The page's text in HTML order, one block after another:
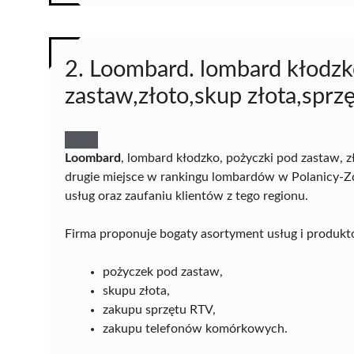
2. Loombard. lombard
zastaw,złoto,skup
Loombard, lombard kłodzko, pożyczki pod zastaw,
drugie miejsce w rankingu lombardów w Polanicy-
usług oraz zaufaniu klientów z tego regionu.
Firma proponuje bogaty asortyment usług i
pożyczek pod zastaw,
skupu złota,
zakupu sprzętu RTV,
zakupu telefonów komórkowych.